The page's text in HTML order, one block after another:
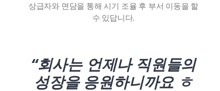
상급자와 면담을 통해 시기 조율 후 부서 이동을 할
수 있답니다.
“회사는 언제나 직원들의
성장을 응원하니까요 ㅎ